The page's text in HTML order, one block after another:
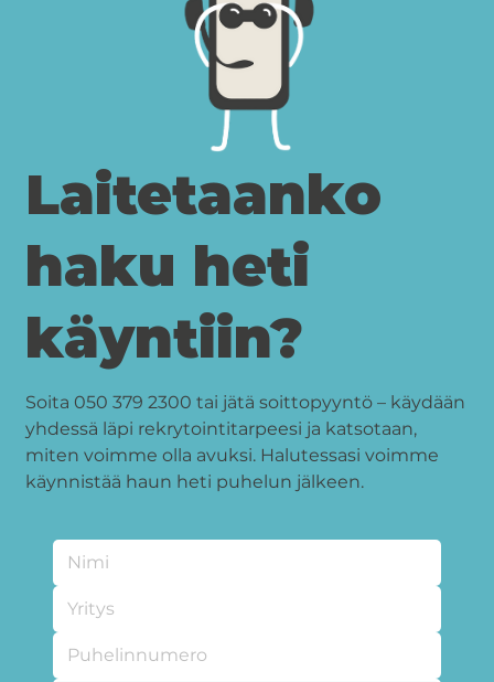
Laitetaanko
haku heti
käyntiin?
Soita 050 379 2300 tai jätä soittopyyntö – käydään
yhdessä läpi rekrytointitarpeesi ja katsotaan,
miten voimme olla avuksi. Halutessasi voimme
käynnistää haun heti puhelun jälkeen.